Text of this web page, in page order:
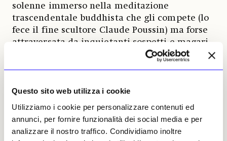
Questo sito web utilizza i cookie
Utilizziamo i cookie per personalizzare contenuti ed
annunci, per fornire funzionalità dei social media e per
analizzare il nostro traffico. Condividiamo inoltre
solenne immerso nella meditazione
trascendentale buddhista che gli compete (lo
fece il fine scultore Claude Poussin) ma forse
attraversata da inquietanti sospetti e magari
pronto a zompare fuori, per dirlo alla romana.
l’acqua impetuosa certi animali minacciosi,
tipo un serpentone, un cavallo indomito e un
leone dall’aria non proprio rassicurante che
consigliano di scrutare la miracolosa fontana
con più attenzione al Trauma originario,